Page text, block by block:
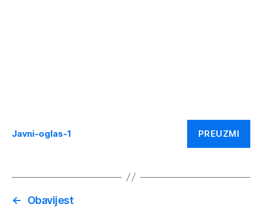
Javni-oglas-1 PREUZMI
←
Obavijest